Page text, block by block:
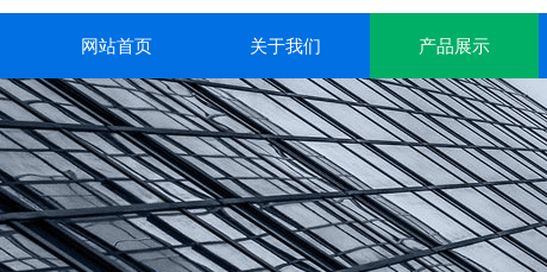
网站首页 关于我们 产品展示